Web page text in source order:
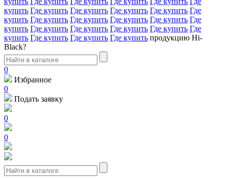
купить Где купить Где купить Где купить Где купить Где
купить Где купить Где купить Где купить Где купить Где
купить Где купить Где купить Где купить Где купить Где
купить Где купить Где купить Где купить продукцию Hi-
Black?
0
Избранное
0
Подать заявку
0
0